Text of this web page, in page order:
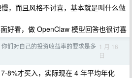
，而且风格不讨喜，基本就是叫什么做
好看，做 OpenClaw 模型回答也很讨喜
你们对自己的投资收益率的要求是多 1 月 16
日
8%才买入，实际现在 4 年平均年化